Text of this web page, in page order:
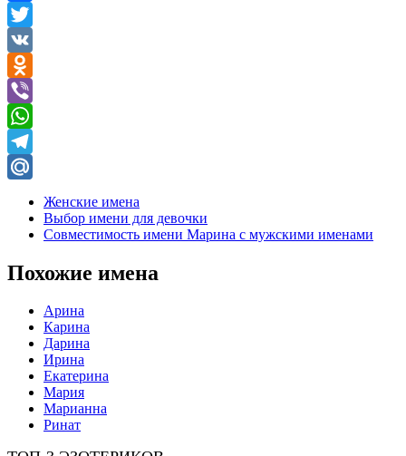
Facebook
Twitter
VK
Odnoklassniki
Viber
WhatsApp
Telegram
Женские имена
Выбор имени для девочки
Совместимость имени Марина с мужскими именами
Похожие имена
Арина
Карина
Дарина
Ирина
Екатерина
Мария
Марианна
Ринат